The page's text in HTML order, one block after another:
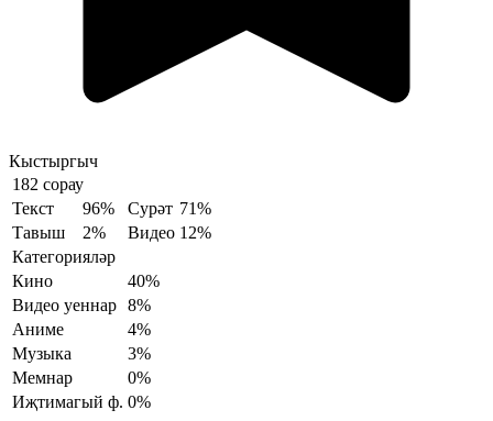
Кыстыргыч
182 сорау
Текст
96% Сурәт 71%
Тавыш
2% Видео 12%
Категорияләр
Кино
40%
Видео уеннар 8%
Аниме
4%
Музыка
3%
Мемнар
0%
Иҗтимагый ф. 0%